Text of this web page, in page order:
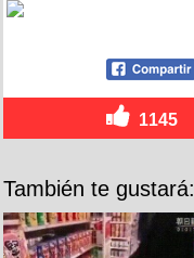
1145
También te gustará: